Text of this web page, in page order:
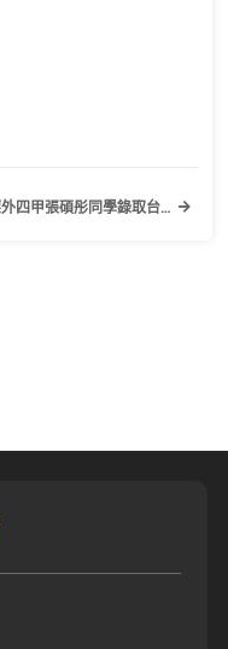
賀！應外四甲張碩彤同學錄取台北大學國際企業研究所